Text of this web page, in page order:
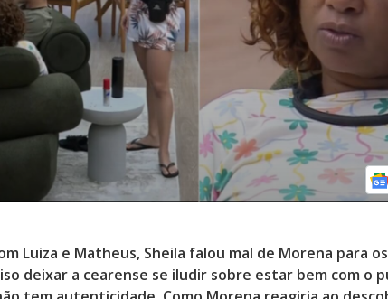
Luiza e Matheus, Sheila falou mal de Morena para
deixar a cearense se iludir sobre estar bem com o